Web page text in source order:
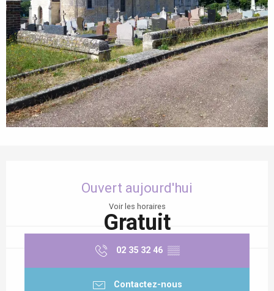
Ouvert aujourd'hui
Voir les horaires
Gratuit
02 35 32 46 ▒▒
Contactez-nous